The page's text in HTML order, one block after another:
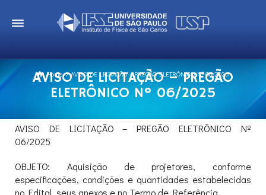
Home AVISO DE LICITAÇÃO – PREGÃO ELETRÔNICO Nº 06/2025
AVISO DE LICITAÇÃO – PREGÃO
ELETRÔNICO Nº 06/2025
AVISO DE LICITAÇÃO – PREGÃO ELETRÔNICO Nº
06/2025
OBJETO: Aquisição de projetores, conforme
especificações, condições e quantidades estabelecidas
no Edital, seus anexos e no Termo de Referência.